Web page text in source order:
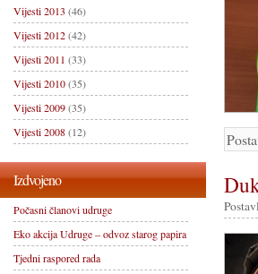
Vijesti 2013 (46)
Vijesti 2012(42)
Vijesti 2011 (33)
Vijesti 2010(35)
Vijesti 2009(35)
Vijesti 2008(12)
Izdvojeno
Počasni članovi udruge
Eko akcija Udruge – odvoz starog papira
Tjedni raspored rada